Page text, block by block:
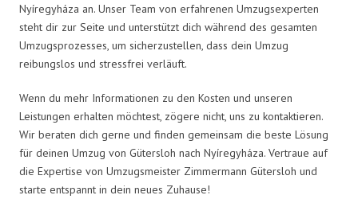
Nyíregyháza an. Unser Team von erfahrenen Umzugsexperten
steht dir zur Seite und unterstützt dich während des gesamten
Umzugsprozesses, um sicherzustellen, dass dein Umzug
reibungslos und stressfrei verläuft.
Wenn du mehr Informationen zu den Kosten und unseren
Leistungen erhalten möchtest, zögere nicht, uns zu kontaktieren.
Wir beraten dich gerne und finden gemeinsam die beste Lösung
für deinen Umzug von Gütersloh nach Nyíregyháza. Vertraue auf
die Expertise von Umzugsmeister Zimmermann Gütersloh und
starte entspannt in dein neues Zuhause!